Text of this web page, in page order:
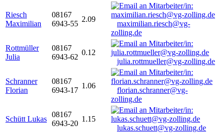
Riesch
Maximilian
08167
6943-55
2.09
maximilian.riesch@vg-
zolling.de
Rottmüller
Julia
08167
6943-62
0.12
julia.rottmueller@vg-zolling.de
Schranner
Florian
08167
6943-17
1.06
florian.schranner@vg-
zolling.de
Schütt Lukas
08167
6943-20
1.15
lukas.schuett@vg-zolling.de